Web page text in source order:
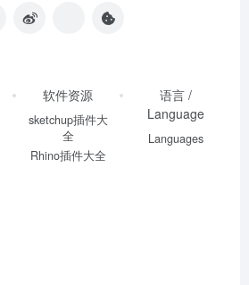
软件资源
sketchup插件大
全
Rhino插件大全
语言 /
Language
Languages